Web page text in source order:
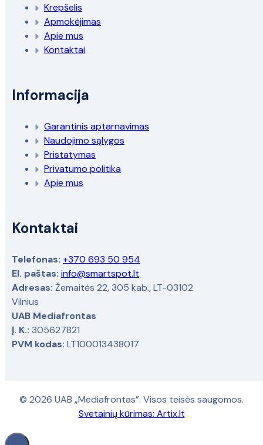
Krepšelis
Apmokėjimas
Apie mus
Kontaktai
Informacija
Garantinis aptarnavimas
Naudojimo sąlygos
Pristatymas
Privatumo politika
Apie mus
Kontaktai
Telefonas: +370 693 50 954
El. paštas: info@smartspot.lt
Adresas: Žemaitės 22, 305 kab., LT-03102
Vilnius
UAB Mediafrontas
Į. K.: 305627821
PVM kodas: LT100013438017
© 2026 UAB „Mediafrontas”. Visos teisės saugomos.
Svetainių kūrimas: Artix.lt